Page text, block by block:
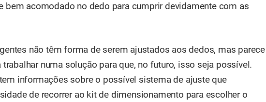
bem acomodado no dedo para cumprir devidamente com as
não têm forma de serem ajustados aos dedos, mas parece
trabalhar numa solução para que, no futuro, isso seja possível.
informações sobre o possível sistema de ajuste que
de recorrer ao kit de dimensionamento para escolher o